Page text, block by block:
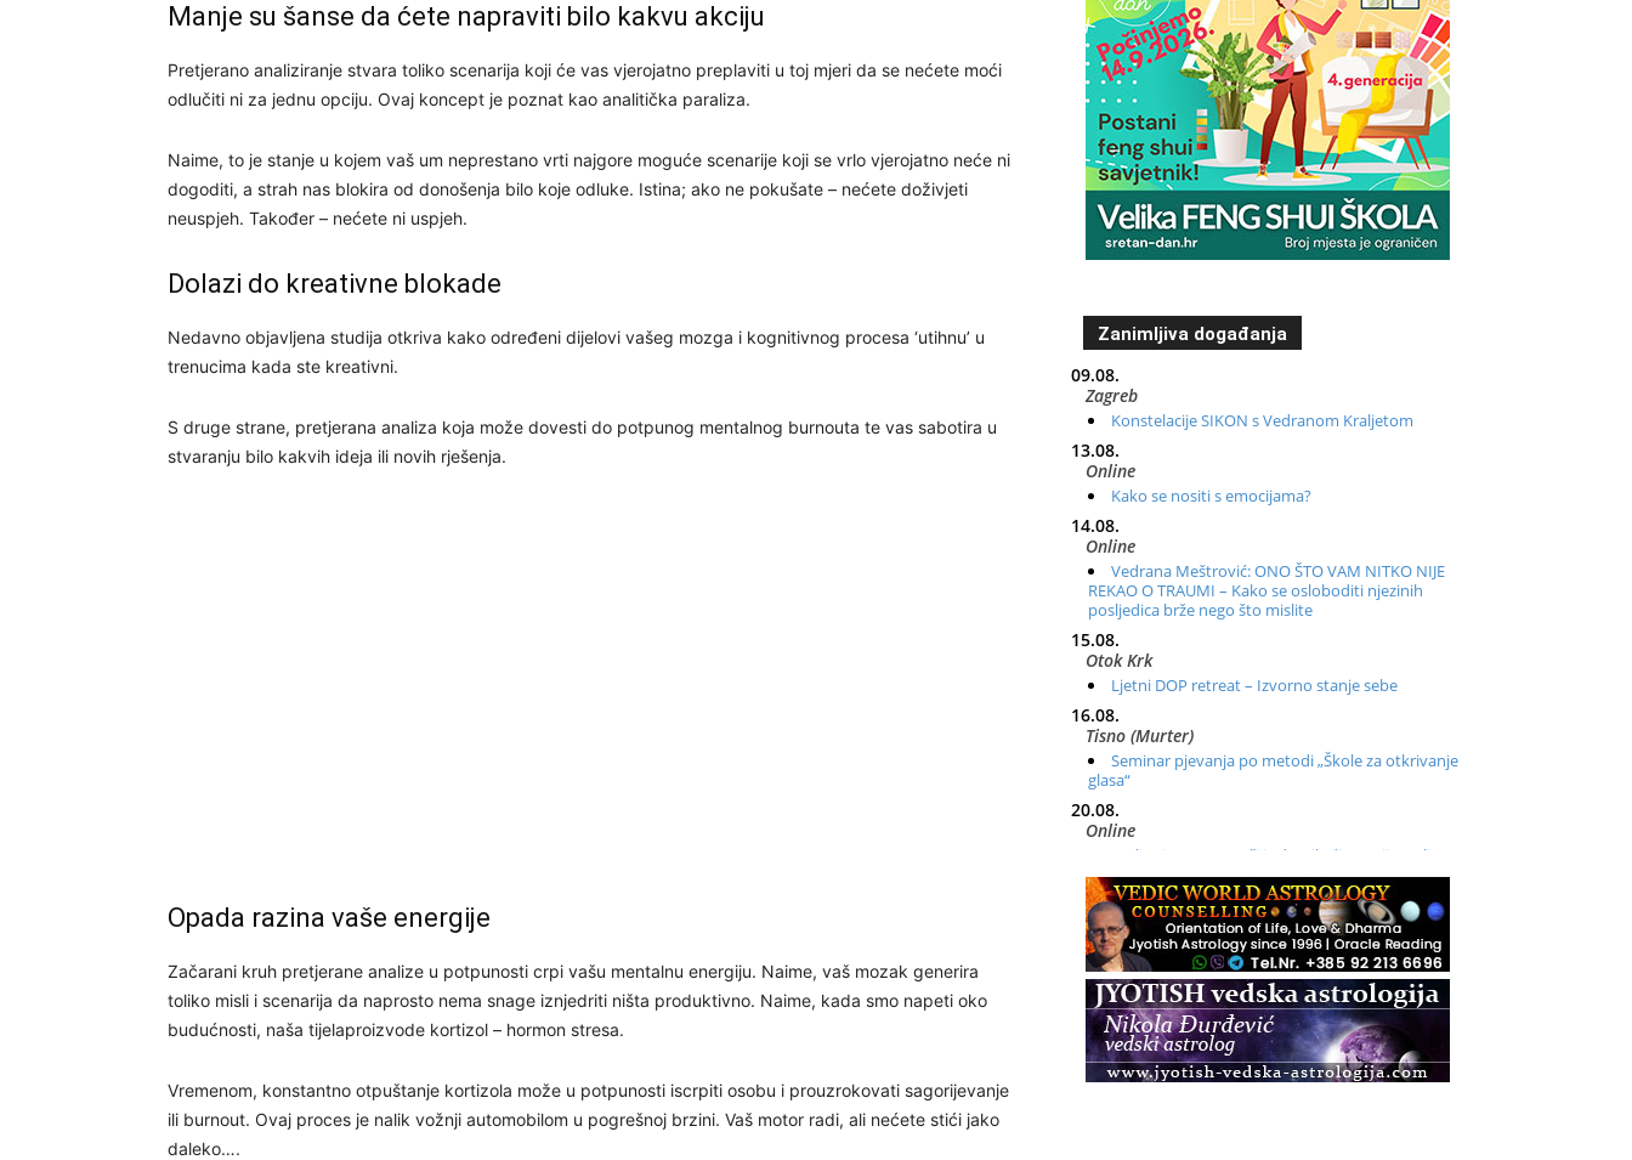
Manje su šanse da ćete napraviti bilo kakvu akciju
Pretjerano analiziranje stvara toliko scenarija koji će vas vjerojatno preplaviti u toj mjeri da se nećete moći
odlučiti ni za jednu opciju. Ovaj koncept je poznat kao analitička paraliza.
Naime, to je stanje u kojem vaš um neprestano vrti najgore moguće scenarije koji se vrlo vjerojatno neće ni
dogoditi, a strah nas blokira od donošenja bilo koje odluke. Istina; ako ne pokušate – nećete doživjeti
neuspjeh. Također – nećete ni uspjeh.
Dolazi do kreativne blokade
Nedavno objavljena studija otkriva kako određeni dijelovi vašeg mozga i kognitivnog procesa ‘utihnu’ u
trenucima kada ste kreativni.
S druge strane, pretjerana analiza koja može dovesti do potpunog mentalnog burnouta te vas sabotira u
stvaranju bilo kakvih ideja ili novih rješenja.
Opada razina vaše energije
Začarani kruh pretjerane analize u potpunosti crpi vašu mentalnu energiju. Naime, vaš mozak generira
toliko misli i scenarija da naprosto nema snage iznjedriti ništa produktivno. Naime, kada smo napeti oko
budućnosti, naša tijelaproizvode kortizol – hormon stresa.
Vremenom, konstantno otpuštanje kortizola može u potpunosti iscrpiti osobu i prouzrokovati sagorijevanje
ili burnout. Ovaj proces je nalik vožnji automobilom u pogrešnoj brzini. Vaš motor radi, ali nećete stići jako
daleko….
Zanimljiva događanja
09.08.
Zagreb
Konstelacije SIKON s Vedranom Kraljetom
13.08.
Online
Kako se nositi s emocijama?
14.08.
Online
Vedrana Meštrović: ONO ŠTO VAM NITKO NIJE
REKAO O TRAUMI – Kako se osloboditi njezinih
posljedica brže nego što mislite
15.08.
Otok Krk
Ljetni DOP retreat – Izvorno stanje sebe
16.08.
Tisno (Murter)
Seminar pjevanja po metodi „Škole za otkrivanje
glasa“
20.08.
Online
Radionica: Pomagači iz drugih dimenzija Online –
otvoreno za sve
21.08.
Zagreb+Online
Osnovni ThetaHealing® tečaj, Zagreb i Online
22.08.
Pula
Access BARS®, otpusti stres
23.08.
Pula